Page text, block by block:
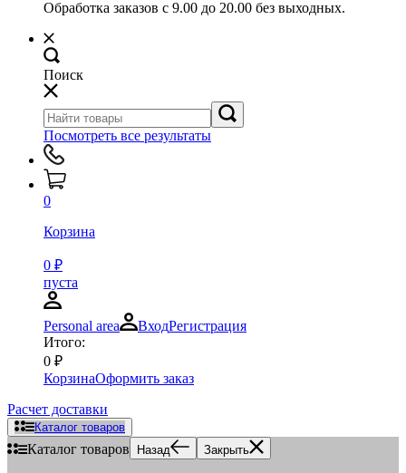
Обработка заказов с 9.00 до 20.00 без выходных.
Поиск
Посмотреть все результаты
0
Корзина
0 ₽
пуста
Personal area ВходРегистрация
Итого:
0 ₽
КорзинаОформить заказ
Расчет доставки
Каталог товаров
Каталог товаров Назад Закрыть